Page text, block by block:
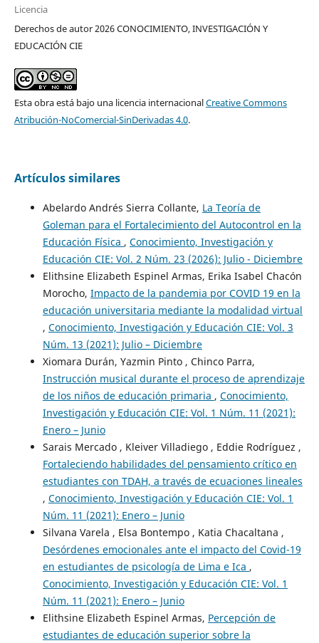
Licencia
Derechos de autor 2026 CONOCIMIENTO, INVESTIGACIÓN Y
EDUCACIÓN CIE
Esta obra está bajo una licencia internacionalCreative Commons
Atribución-NoComercial-SinDerivadas 4.0.
Artículos similares
Abelardo Andrés Sierra Collante, La Teoría de
Goleman para el Fortalecimiento del Autocontrol en la
Educación Física , Conocimiento, Investigación y
Educación CIE: Vol. 2 Núm. 23 (2026): Julio - Diciembre
Elithsine Elizabeth Espinel Armas, Erika Isabel Chacón
Morocho, Impacto de la pandemia por COVID 19 en la
educación universitaria mediante la modalidad virtual
, Conocimiento, Investigación y Educación CIE: Vol. 3
Núm. 13 (2021): Julio – Diciembre
Xiomara Durán, Yazmin Pinto , Chinco Parra,
Instrucción musical durante el proceso de aprendizaje
de los niños de educación primaria , Conocimiento,
Investigación y Educación CIE: Vol. 1 Núm. 11 (2021):
Enero – Junio
Sarais Mercado , Kleiver Villadiego , Eddie Rodríguez ,
Fortaleciendo habilidades del pensamiento crítico en
estudiantes con TDAH, a través de ecuaciones lineales
, Conocimiento, Investigación y Educación CIE: Vol. 1
Núm. 11 (2021): Enero – Junio
Silvana Varela , Elsa Bontempo , Katia Chacaltana ,
Desórdenes emocionales ante el impacto del Covid-19
en estudiantes de psicología de Lima e Ica ,
Conocimiento, Investigación y Educación CIE: Vol. 1
Núm. 11 (2021): Enero – Junio
Elithsine Elizabeth Espinel Armas, Percepción de
estudiantes de educación superior sobre la